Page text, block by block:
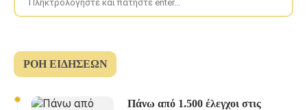
ΡΟΉ ΕΙΔΉΣΕΩΝ
Πάνω από 1.500 έλεγχοι στις